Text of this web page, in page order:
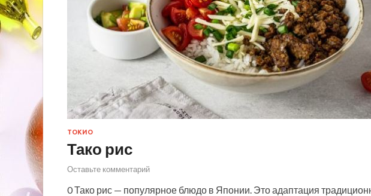
ТОКИО
Тако рис
Оставьте комментарий
0 Тако рис — популярное блюдо в Японии. Это адаптация